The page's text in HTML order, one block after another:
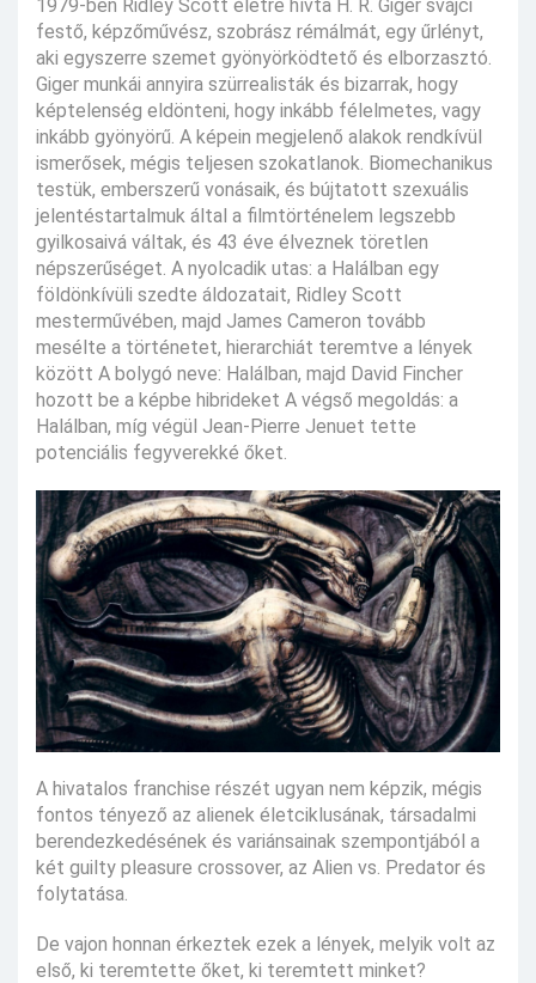
1979-ben Ridley Scott életre hívta H. R. Giger svájci
festő, képzőművész, szobrász rémálmát, egy űrlényt,
aki egyszerre szemet gyönyörködtető és elborzasztó.
Giger munkái annyira szürrealisták és bizarrak, hogy
képtelenség eldönteni, hogy inkább félelmetes, vagy
inkább gyönyörű. A képein megjelenő alakok rendkívül
ismerősek, mégis teljesen szokatlanok. Biomechanikus
testük, emberszerű vonásaik, és bújtatott szexuális
jelentéstartalmuk által a filmtörténelem legszebb
gyilkosaivá váltak, és 43 éve élveznek töretlen
népszerűséget. A nyolcadik utas: a Halálban egy
földönkívüli szedte áldozatait, Ridley Scott
mesterművében, majd James Cameron tovább
mesélte a történetet, hierarchiát teremtve a lények
között A bolygó neve: Halálban, majd David Fincher
hozott be a képbe hibrideket A végső megoldás: a
Halálban, míg végül Jean-Pierre Jenuet tette
potenciális fegyverekké őket.
A hivatalos franchise részét ugyan nem képzik, mégis
fontos tényező az alienek életciklusának, társadalmi
berendezkedésének és variánsainak szempontjából a
két guilty pleasure crossover, az Alien vs. Predator és
folytatása.
De vajon honnan érkeztek ezek a lények, melyik volt az
első, ki teremtette őket, ki teremtett minket?